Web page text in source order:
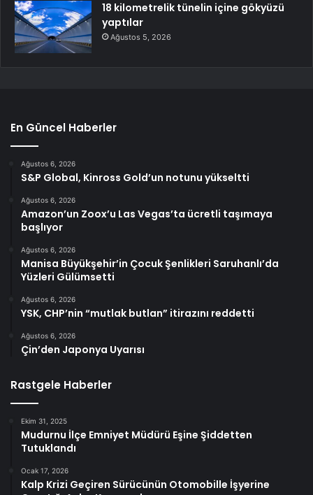
18 kilometrelik tünelin içine gökyüzü
yaptılar
Ağustos 5, 2026
En Güncel Haberler
Ağustos 6, 2026
S&P Global, Kinross Gold’un notunu yükseltti
Ağustos 6, 2026
Amazon’un Zoox’u Las Vegas’ta ücretli taşımaya
başlıyor
Ağustos 6, 2026
Manisa Büyükşehir’in Çocuk Şenlikleri Saruhanlı’da
Yüzleri Gülümsetti
Ağustos 6, 2026
YSK, CHP’nin “mutlak butlan” itirazını reddetti
Ağustos 6, 2026
Çin’den Japonya Uyarısı
Rastgele Haberler
Ekim 31, 2025
Mudurnu İlçe Emniyet Müdürü Eşine Şiddetten
Tutuklandı
Ocak 17, 2026
Kalp Krizi Geçiren Sürücünün Otomobille İşyerine